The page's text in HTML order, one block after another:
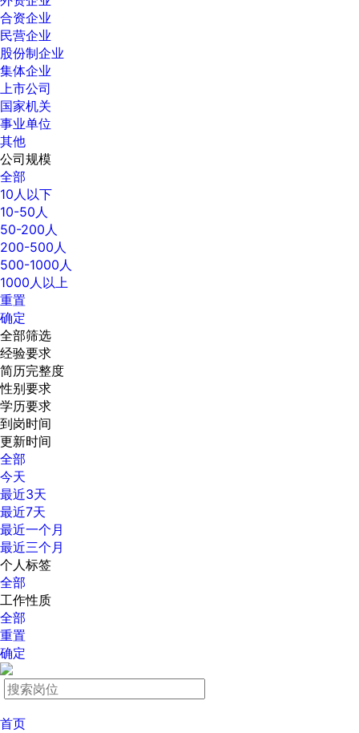
合资企业
民营企业
股份制企业
集体企业
上市公司
国家机关
事业单位
其他
公司规模
全部
10人以下
10-50人
50-200人
200-500人
500-1000人
1000人以上
重置
确定
全部筛选
经验要求
简历完整度
性别要求
学历要求
到岗时间
更新时间
全部
今天
最近3天
最近7天
最近一个月
最近三个月
个人标签
全部
工作性质
全部
重置
确定
首页